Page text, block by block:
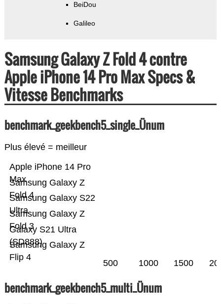
BeiDou
Galileo
Samsung Galaxy Z Fold 4 contre
Apple iPhone 14 Pro Max Specs &
Vitesse Benchmarks
benchmark_geekbench5_single_Ünum
Plus élevé = meilleur
Samsung Galaxy Z
Flip 4
Galaxy S21 Ultra
(SD888)
Samsung Galaxy Z
Fold 3
Samsung Galaxy S22
Ultra
Samsung Galaxy Z
Fold 4
Apple iPhone 14 Pro
Max
500 1000 1500
benchmark_geekbench5_multi_Ünum